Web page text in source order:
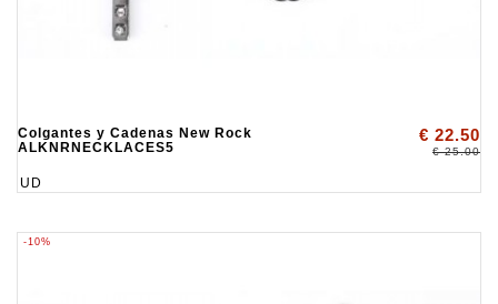
Colgantes y Cadenas New Rock
ALKNRNECKLACES5
€ 22.50
€ 25.00
UD
-10%